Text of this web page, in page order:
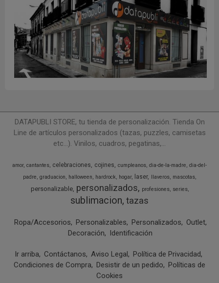
DATAPUBLI STORE, tu tienda de personalización. Tienda On
Line de artículos personalizados (tazas, puzzles, camisetas
etc...). Vinilos, cuadros, pegatinas,...
amor cantantes celebraciones cojines cumpleanos dia-de-la-madre dia-del-
padre graduacion halloween hardrock hogar laser llaveros mascotas
personalizable personalizados profesiones series
sublimacion tazas
Ropa/Accesorios Personalizables Personalizados
Outlet
Decoración
Identificación
Ir arriba Contáctanos Aviso Legal
Política de Privacidad
Condiciones de Compra
Desistir de un pedido
Políticas de
Cookies